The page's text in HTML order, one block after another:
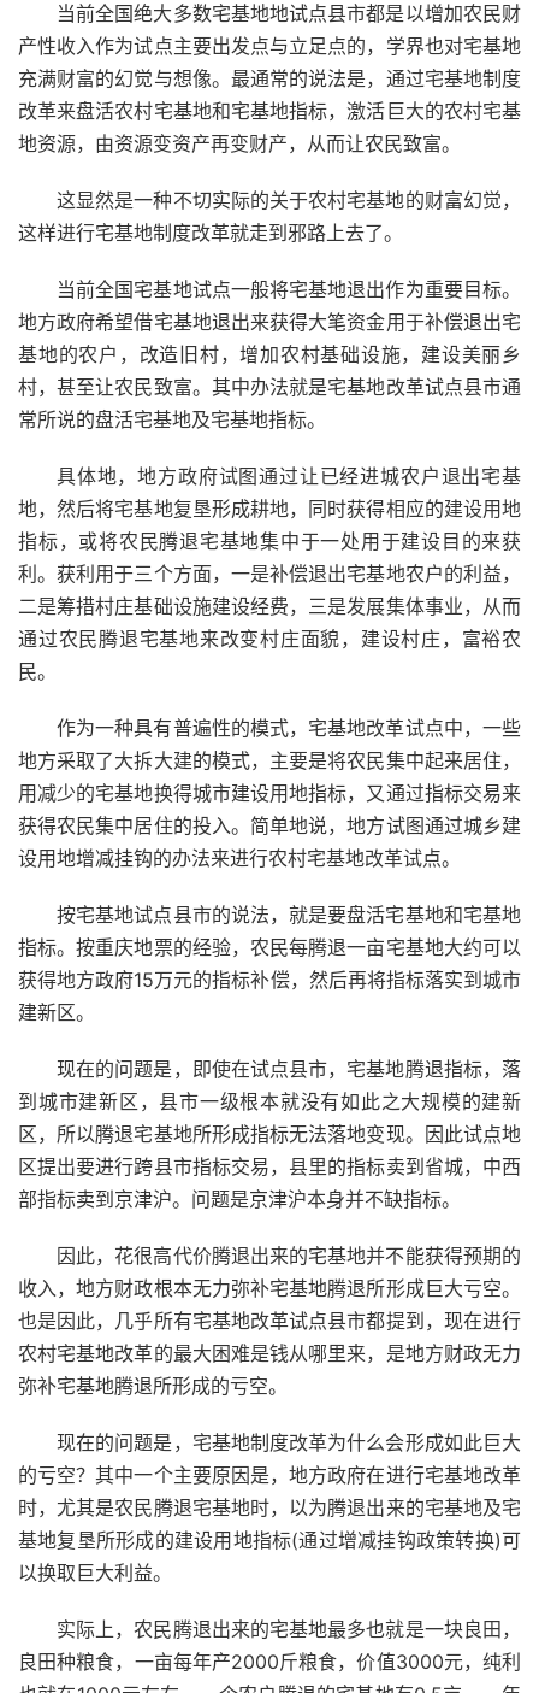
当前全国绝大多数宅基地地试点县市都是以增加农民财
产性收入作为试点主要出发点与立足点的，学界也对宅基地
充满财富的幻觉与想像。最通常的说法是，通过宅基地制度
改革来盘活农村宅基地和宅基地指标，激活巨大的农村宅基
地资源，由资源变资产再变财产，从而让农民致富。
这显然是一种不切实际的关于农村宅基地的财富幻觉，
这样进行宅基地制度改革就走到邪路上去了。
当前全国宅基地试点一般将宅基地退出作为重要目标。
地方政府希望借宅基地退出来获得大笔资金用于补偿退出宅
基地的农户，改造旧村，增加农村基础设施，建设美丽乡
村，甚至让农民致富。其中办法就是宅基地改革试点县市通
常所说的盘活宅基地及宅基地指标。
具体地，地方政府试图通过让已经进城农户退出宅基
地，然后将宅基地复垦形成耕地，同时获得相应的建设用地
指标，或将农民腾退宅基地集中于一处用于建设目的来获
利。获利用于三个方面，一是补偿退出宅基地农户的利益，
二是筹措村庄基础设施建设经费，三是发展集体事业，从而
通过农民腾退宅基地来改变村庄面貌，建设村庄，富裕农
民。
作为一种具有普遍性的模式，宅基地改革试点中，一些
地方采取了大拆大建的模式，主要是将农民集中起来居住，
用减少的宅基地换得城市建设用地指标，又通过指标交易来
获得农民集中居住的投入。简单地说，地方试图通过城乡建
设用地增减挂钩的办法来进行农村宅基地改革试点。
按宅基地试点县市的说法，就是要盘活宅基地和宅基地
指标。按重庆地票的经验，农民每腾退一亩宅基地大约可以
获得地方政府15万元的指标补偿，然后再将指标落实到城市
建新区。
现在的问题是，即使在试点县市，宅基地腾退指标，落
到城市建新区，县市一级根本就没有如此之大规模的建新
区，所以腾退宅基地所形成指标无法落地变现。因此试点地
区提出要进行跨县市指标交易，县里的指标卖到省城，中西
部指标卖到京津沪。问题是京津沪本身并不缺指标。
因此，花很高代价腾退出来的宅基地并不能获得预期的
收入，地方财政根本无力弥补宅基地腾退所形成巨大亏空。
也是因此，几乎所有宅基地改革试点县市都提到，现在进行
农村宅基地改革的最大困难是钱从哪里来，是地方财政无力
弥补宅基地腾退所形成的亏空。
现在的问题是，宅基地制度改革为什么会形成如此巨大
的亏空？其中一个主要原因是，地方政府在进行宅基地改革
时，尤其是农民腾退宅基地时，以为腾退出来的宅基地及宅
基地复垦所形成的建设用地指标(通过增减挂钩政策转换)可
以换取巨大利益。
实际上，农民腾退出来的宅基地最多也就是一块良田，
良田种粮食，一亩每年产2000斤粮食，价值3000元，纯利